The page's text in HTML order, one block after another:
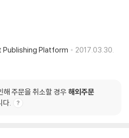
Platform
2017.03.30.
주문을 취소할 경우 해외주문
다.